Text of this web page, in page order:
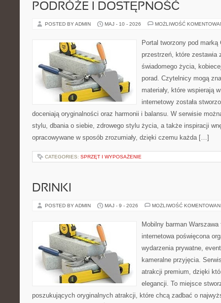
PODRÓŻE I DOSTĘPNOŚĆ
POSTED BY ADMIN MAJ - 10 - 2026 MOŻLIWOŚĆ
Portal tworzony pod
przestrzeń, które zestawia
świadomego życia,
porad. Czytelnicy mogą
materiały, które wspierają
internetowy została
doceniają oryginalności oraz harmonii i balansu. W serwisie
stylu, dbania o siebie, zdrowego stylu życia, a także inspiracji
opracowywane w sposób zrozumiały, dzięki czemu każda […]
CATEGORIES: SPRZĘT I WYPOSAŻENIE
DRINKI
POSTED BY ADMIN MAJ - 9 - 2026 MOŻLIWOŚĆ
Mobilny barman
internetowa poświęcona
wydarzenia prywatne,
kameralne przyjęcia.
atrakcji premium, dzięki
elegancji. To miejsce
poszukujących oryginalnych atrakcji, które chcą zadbać o